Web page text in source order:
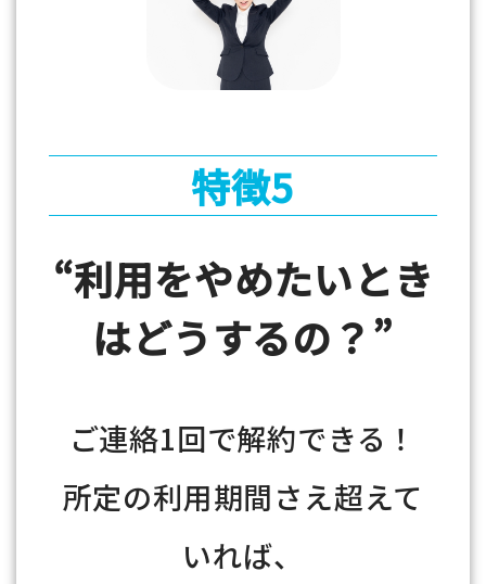
特徴5
“利用をやめたいとき
はどうするの？”
ご連絡1回で解約できる！
所定の利用期間さえ超えて
いれば、